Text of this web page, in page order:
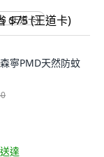
(王道卡)
寧PMD天然防蚊
達